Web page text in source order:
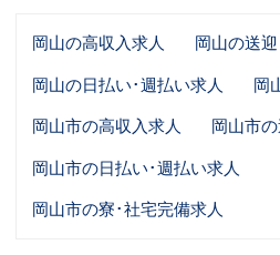
岡山の高収入求人
岡山の送
岡山の日払い･週払い求人
岡
岡山市の高収入求人
岡山市
岡山市の日払い･週払い求人
岡山市の寮･社宅完備求人